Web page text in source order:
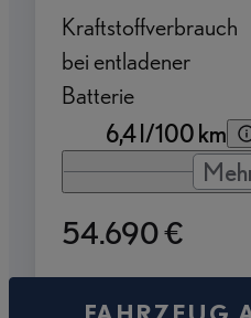
Kraftstoffverbrauch
bei entladener
Batterie
6,4 l/100 km
54.690 €